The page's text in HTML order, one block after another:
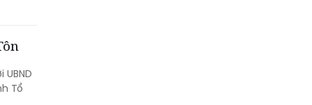
Tổ